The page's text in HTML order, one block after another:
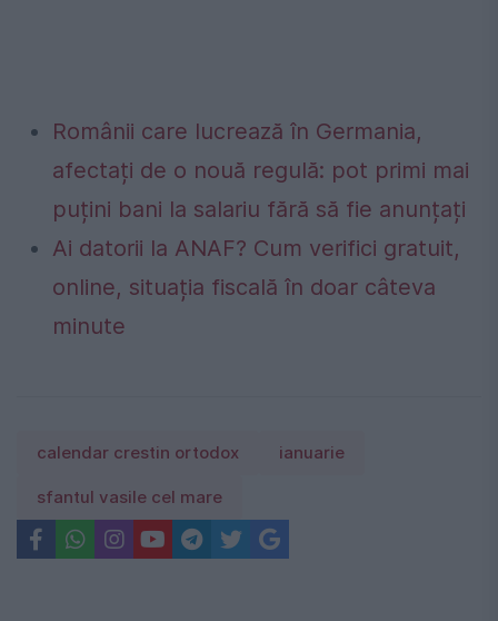
Românii care lucrează în Germania,
afectați de o nouă regulă: pot primi mai
puțini bani la salariu fără să fie anunțați
Ai datorii la ANAF? Cum verifici gratuit,
online, situația fiscală în doar câteva
minute
calendar crestin ortodox ianuarie
sfantul vasile cel mare